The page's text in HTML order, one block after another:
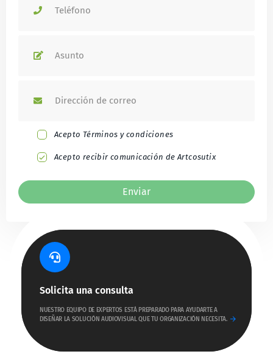
Acepto Términos y condiciones
Acepto recibir comunicación de Artcosutix
Enviar
Solicita una consulta
NUESTRO EQUIPO DE EXPERTOS ESTÁ PREPARADO PARA AYUDARTE A
DISEÑAR LA SOLUCIÓN AUDIOVISUAL QUE TU ORGANIZACIÓN NECESITA.